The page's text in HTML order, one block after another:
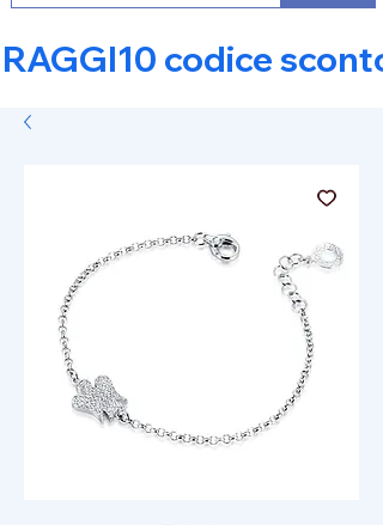
RAGGI10 codice